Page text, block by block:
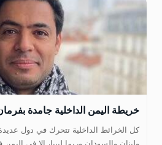
خريطة اليمن الداخلية جامدة
‏كل الخرائط الداخلية تتحرك في دول